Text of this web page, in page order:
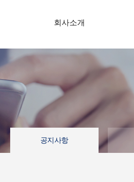
회사소개
공지사항